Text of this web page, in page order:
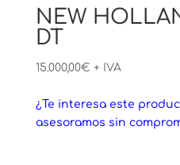
NEW
DT
15.000,00€ + IVA
¿Te interesa este
asesoramos sin